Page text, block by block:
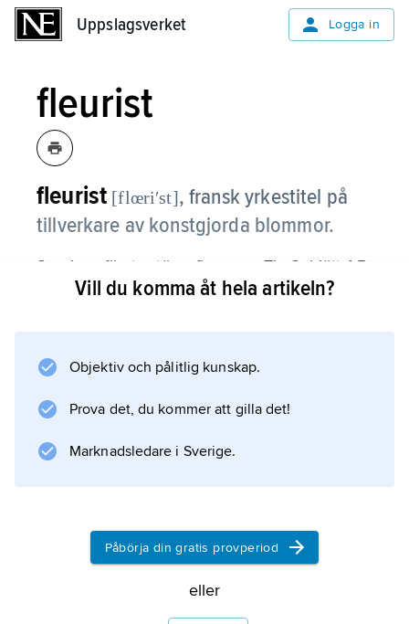
Uppslagsverket Logga in
fleurist
fleurist [flœriʹst],fransk yrkestitel på
tillverkare av konstgjorda blommor.
Sveriges första större firma var Th. Schiött AB
i Stockholm (etablerad 1868), som tillverkade
sålde även material för småskalig tillverkning,
hemmen.
Vill du komma åt hela artikeln?
Objektiv och pålitlig kunskap.
Prova det, du kommer att gilla det!
Marknadsledare i Sverige.
Påbörja din gratis provperiod
eller